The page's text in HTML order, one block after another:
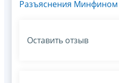
Разъяснения Минфином
Оставить отзыв